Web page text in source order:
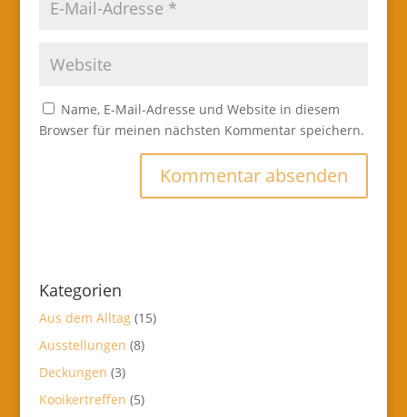
Name, E-Mail-Adresse und Website in diesem
Browser für meinen nächsten Kommentar speichern.
Kategorien
Aus dem Alltag(15)
Ausstellungen (8)
Deckungen (3)
Kooikertreffen (5)